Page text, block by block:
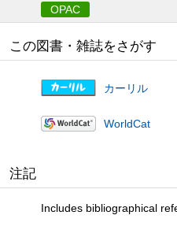
OPAC
この図書・雑誌をさがす
カーリル
WorldCat
注記
Includes bibliographical